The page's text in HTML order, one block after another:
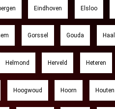
Eindhoven Elsloo
Gorssel Gouda
Helmond Herveld Heteren
Hoogwoud Hoorn Houten